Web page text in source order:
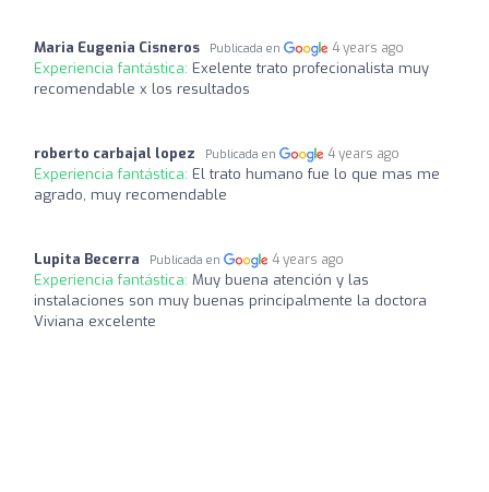
Maria Eugenia Cisneros Publicada en 4 years ago
Experiencia fantástica: Exelente trato profecionalista muy
recomendable x los resultados
roberto carbajal lopez Publicada en 4 years ago
Experiencia fantástica: El trato humano fue lo que mas me
agrado, muy recomendable
Lupita Becerra Publicada en 4 years ago
Experiencia fantástica: Muy buena atención y las
instalaciones son muy buenas principalmente la doctora
Viviana excelente